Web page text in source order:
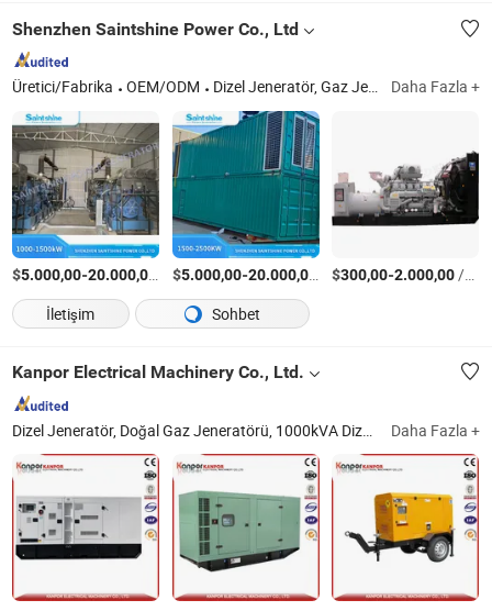
Shenzhen Saintshine Power Co., Ltd
Üretici/Fabrika OEM/ODM Dizel Jeneratör, Gaz Jeneratörü Daha Fazla +
$5.000,00-20.000,00 /Parça
$5.000,00-20.000,00 /Parça
$300,00-2.000,00/Parça
İletişim
Sohbet
Kanpor Electrical Machinery Co., Ltd.
Daha Fazla +